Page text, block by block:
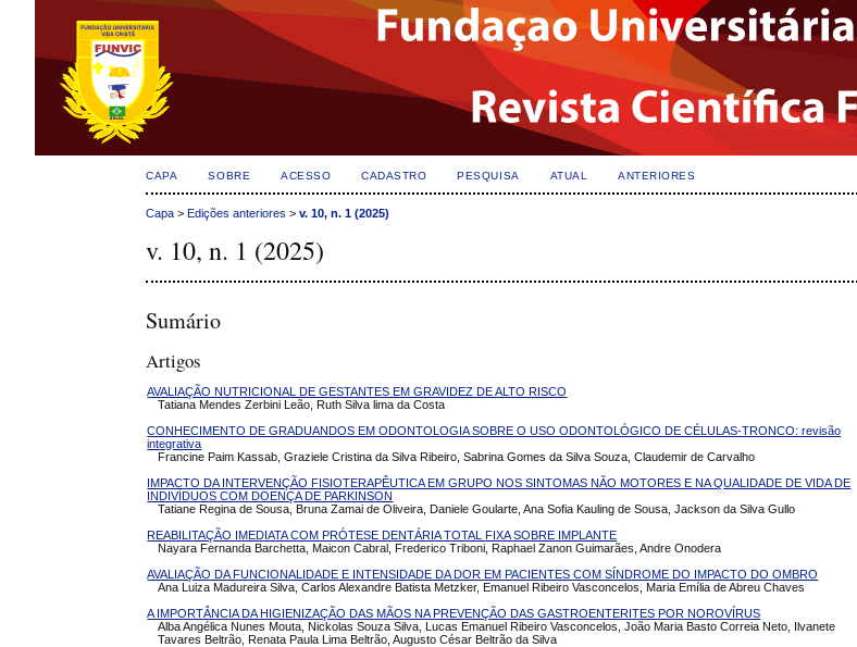
CAPA SOBRE ACESSO CADASTRO PESQUISA ATUAL ANTERIORES
Capa >Edições anteriores >v. 10, n. 1 (2025)
v. 10, n. 1 (2025)
Sumário
Artigos
AVALIAÇÃO NUTRICIONAL DE GESTANTES EM GRAVIDEZ DE ALTO RISCO
Tatiana Mendes Zerbini Leão, Ruth Silva lima da Costa
CONHECIMENTO DE GRADUANDOS EM ODONTOLOGIA SOBRE O USO ODONTOLÓGICO DE CÉLULAS-TRONCO: revisão
integrativa
Francine Paim Kassab, Graziele Cristina da Silva Ribeiro, Sabrina Gomes da Silva Souza, Claudemir de Carvalho
IMPACTO DA INTERVENÇÃO FISIOTERAPÊUTICA EM GRUPO NOS SINTOMAS NÃO MOTORES E NA QUALIDADE DE VIDA DE
INDIVÍDUOS COM DOENÇA DE PARKINSON
Tatiane Regina de Sousa, Bruna Zamai de Oliveira, Daniele Goularte, Ana Sofia Kauling de Sousa, Jackson da Silva Gullo
REABILITAÇÃO IMEDIATA COM PRÓTESE DENTÁRIA TOTAL FIXA SOBRE IMPLANTE
Nayara Fernanda Barchetta, Maicon Cabral, Frederico Triboni, Raphael Zanon Guimarães, Andre Onodera
AVALIAÇÃO DA FUNCIONALIDADE E INTENSIDADE DA DOR EM PACIENTES COM SÍNDROME DO IMPACTO DO OMBRO
Ana Luiza Madureira Silva, Carlos Alexandre Batista Metzker, Emanuel Ribeiro Vasconcelos, Maria Emília de Abreu Chaves
A IMPORTÂNCIA DA HIGIENIZAÇÃO DAS MÃOS NA PREVENÇÃO DAS GASTROENTERITES POR NOROVÍRUS
Alba Angélica Nunes Mouta, Nickolas Souza Silva, Lucas Emanuel Ribeiro Vasconcelos, João Maria Basto Correia Neto, Ilvanete
Tavares Beltrão, Renata Paula Lima Beltrão, Augusto César Beltrão da Silva